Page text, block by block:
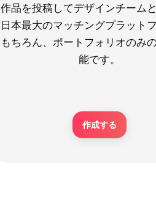
作品を投稿してデザインチーム
日本最大のマッチングプラットフ
もちろん、ポートフォリオのみ
能です。
作成する